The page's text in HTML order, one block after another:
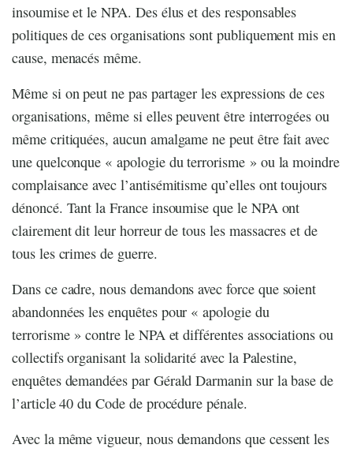
insoumise et le NPA. Des élus et des responsables
politiques de ces organisations sont publiquement mis en
cause, menacés même.
Même si on peut ne pas partager les expressions de ces
organisations, même si elles peuvent être interrogées ou
même critiquées, aucun amalgame ne peut être fait avec
une quelconque « apologie du terrorisme » ou la moindre
complaisance avec l’antisémitisme qu’elles ont toujours
dénoncé. Tant la France insoumise que le NPA ont
clairement dit leur horreur de tous les massacres et de
tous les crimes de guerre.
Dans ce cadre, nous demandons avec force que soient
abandonnées les enquêtes pour « apologie du
terrorisme » contre le NPA et différentes associations ou
collectifs organisant la solidarité avec la Palestine,
enquêtes demandées par Gérald Darmanin sur la base de
l’article 40 du Code de procédure pénale.
Avec la même vigueur, nous demandons que cessent les